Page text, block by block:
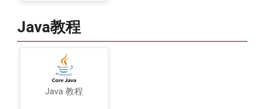
Java教程
Java 教程